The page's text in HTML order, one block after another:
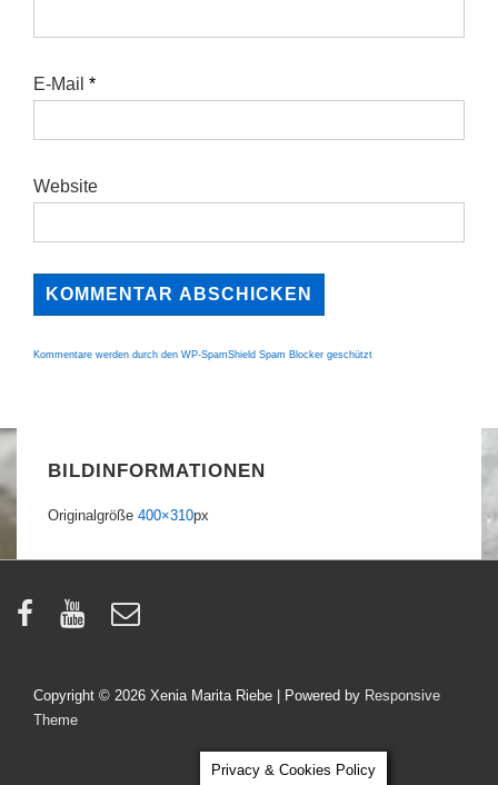
E-Mail *
Website
Kommentare werden durch den WP-SpamShield Spam Blocker geschützt
BILDINFORMATIONEN
Originalgröße 400×310px
Copyright © 2026 Xenia Marita Riebe | Powered by Responsive
Theme
Privacy & Cookies Policy